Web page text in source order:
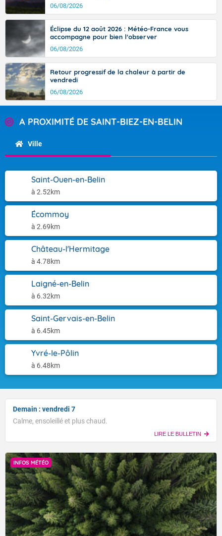
06/08/2026
Éclipse du 12 août 2026 : Météo-France vous
accompagne pour bien l'observer
06/08/2026
Retour progressif de la chaleur à partir de
vendredi
06/08/2026
A PROXIMITÉ DE SAINT-BIEZ-EN-BELIN
Ville
Saint-Ouen-en-Belin
à 2.52km
Écommoy
à 2.69km
Château-l'Hermitage
à 4.78km
Laigné-en-Belin
à 6.32km
Saint-Gervais-en-Belin
à 6.45km
Yvré-le-Pôlin
à 6.48km
Demain : vendredi 7
Calme, ensoleillé et plus chaud.
LIRE LE BULLETIN
INFOS MÉTÉO